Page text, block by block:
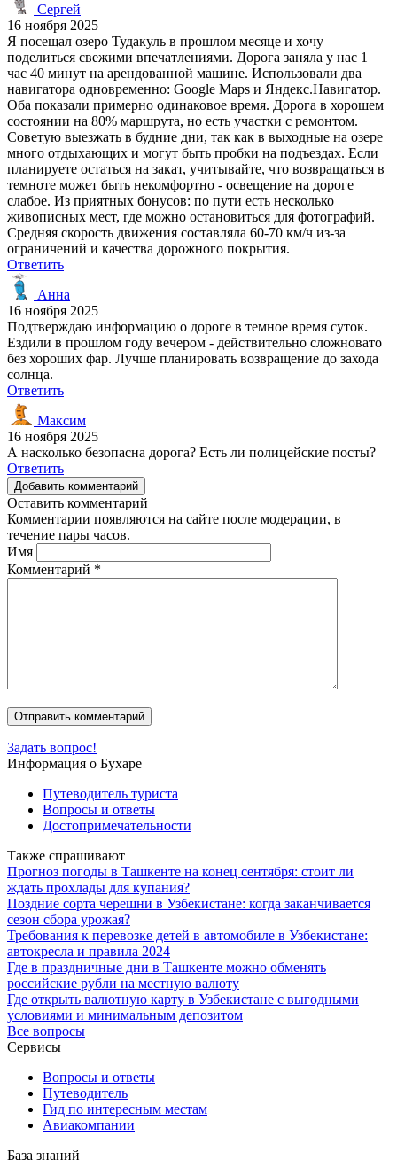
Сергей
16 ноября 2025
Я посещал озеро Тудакуль в прошлом месяце и хочу
поделиться свежими впечатлениями. Дорога заняла у нас 1
час 40 минут на арендованной машине. Использовали два
навигатора одновременно: Google Maps и Яндекс.Навигатор.
Оба показали примерно одинаковое время. Дорога в хорошем
состоянии на 80% маршрута, но есть участки с ремонтом.
Советую выезжать в будние дни, так как в выходные на озере
много отдыхающих и могут быть пробки на подъездах. Если
планируете остаться на закат, учитывайте, что возвращаться в
темноте может быть некомфортно - освещение на дороге
слабое. Из приятных бонусов: по пути есть несколько
живописных мест, где можно остановиться для фотографий.
Средняя скорость движения составляла 60-70 км/ч из-за
ограничений и качества дорожного покрытия.
Ответить
Анна
16 ноября 2025
Подтверждаю информацию о дороге в темное время суток.
Ездили в прошлом году вечером - действительно сложновато
без хороших фар. Лучше планировать возвращение до захода
солнца.
Ответить
Максим
16 ноября 2025
А насколько безопасна дорога? Есть ли полицейские посты?
Ответить
Добавить комментарий
Оставить комментарий
Комментарии появляются на сайте после модерации, в
течение пары часов.
Имя
Комментарий *
Задать вопрос!
Информация о Бухаре
Путеводитель туриста
Вопросы и ответы
Достопримечательности
Также спрашивают
Прогноз погоды в Ташкенте на конец сентября: стоит ли
ждать прохлады для купания?
Поздние сорта черешни в Узбекистане: когда заканчивается
сезон сбора урожая?
Требования к перевозке детей в автомобиле в Узбекистане:
автокресла и правила 2024
Где в праздничные дни в Ташкенте можно обменять
российские рубли на местную валюту
Где открыть валютную карту в Узбекистане с выгодными
условиями и минимальным депозитом
Все вопросы
Сервисы
Вопросы и ответы
Путеводитель
Гид по интересным местам
Авиакомпании
База знаний